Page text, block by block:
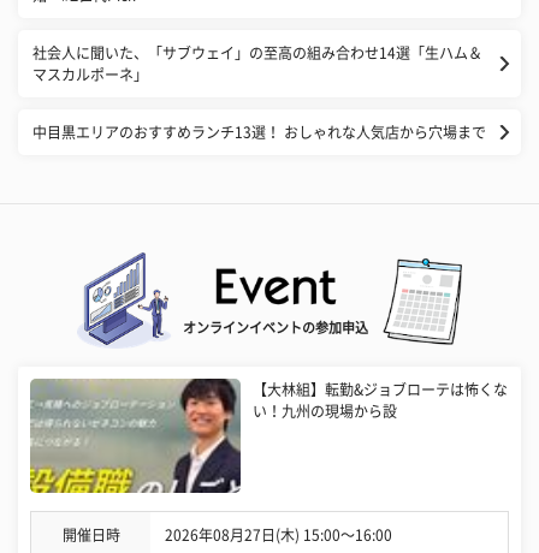
社会人に聞いた、「サブウェイ」の至高の組み合わせ14選「生ハム＆
マスカルポーネ」
中目黒エリアのおすすめランチ13選！ おしゃれな人気店から穴場まで
オンラインイベントの参加申込
【大林組】転勤&ジョブローテは怖くな
い！九州の現場から設
開催日時 2026年08月27日(木) 15:00〜16:00